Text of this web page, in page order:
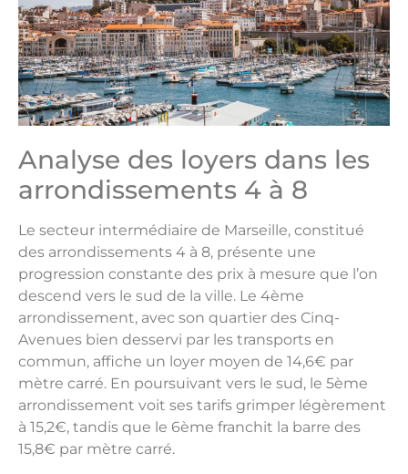
Analyse des loyers dans les
arrondissements 4 à 8
Le secteur intermédiaire de Marseille, constitué
des arrondissements 4 à 8, présente une
progression constante des prix à mesure que l’on
descend vers le sud de la ville. Le 4ème
arrondissement, avec son quartier des Cinq-
Avenues bien desservi par les transports en
commun, affiche un loyer moyen de 14,6€ par
mètre carré. En poursuivant vers le sud, le 5ème
arrondissement voit ses tarifs grimper légèrement
à 15,2€, tandis que le 6ème franchit la barre des
15,8€ par mètre carré.